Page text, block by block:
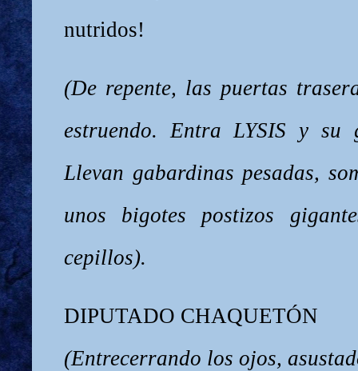
nutridos!
(De repente, las puertas
estruendo. Entra LYSIS y su
Llevan gabardinas pesadas,
unos bigotes postizos
cepillos).
DIPUTADO CHAQUETÓN
(Entrecerrando los ojos,